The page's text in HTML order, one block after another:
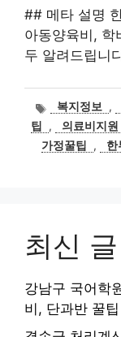
## 메타 설명
아동양육비, 학
두 알려드립니
태복지정보 ,
팁
, 의료비지원
가정꿀팁
, 한
최신 글
강남구 국어학
비, 단과반 꿀